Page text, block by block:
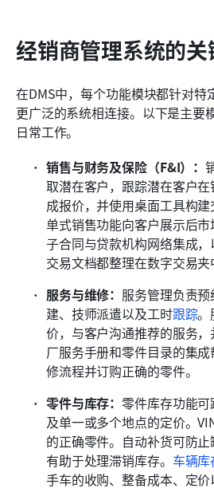
经销商管理系统的
在DMS中，每个功能模块都针对特
更广泛的系统相连接。以下是主要
日常工作。
销售与财务及保险（F&I）：
取潜在客户，跟踪潜在客户
成报价，并使用桌面工具构
单式销售功能向客户展示后
子合同与贷款机构网络集成
交易文档都整理在数字交易夹
服务与维修： 服务管理负责
建、技师派遣以及工时跟踪。
价，与客户沟通推荐的服务
厂服务手册和零件目录的集
修流程并订购正确的零件。
零件与库存：零件库存功能
及单一或多个地点的定价。
的正确零件。自动补货可防
有助于处理滞销库存。 车辆库
手车的收购、整备成本、定价